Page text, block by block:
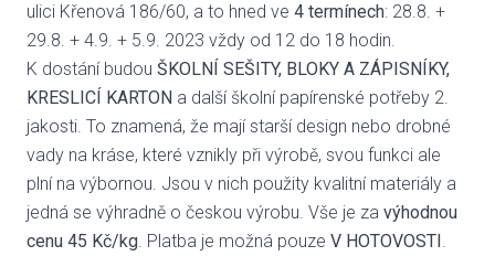
ulici Křenová 186/60, a to hned ve 4 termínech: 28.8. +
29.8. + 4.9. + 5.9. 2023 vždy od 12 do 18 hodin.
K dostání budou ŠKOLNÍ SEŠITY, BLOKY A ZÁPISNÍKY,
KRESLICÍ KARTON a další školní papírenské potřeby 2.
jakosti. To znamená, že mají starší design nebo drobné
vady na kráse, které vznikly při výrobě, svou funkci ale
plní na výbornou. Jsou v nich použity kvalitní materiály a
jedná se výhradně o českou výrobu. Vše je za výhodnou
cenu 45 Kč/kg. Platba je možná pouze V HOTOVOSTI.